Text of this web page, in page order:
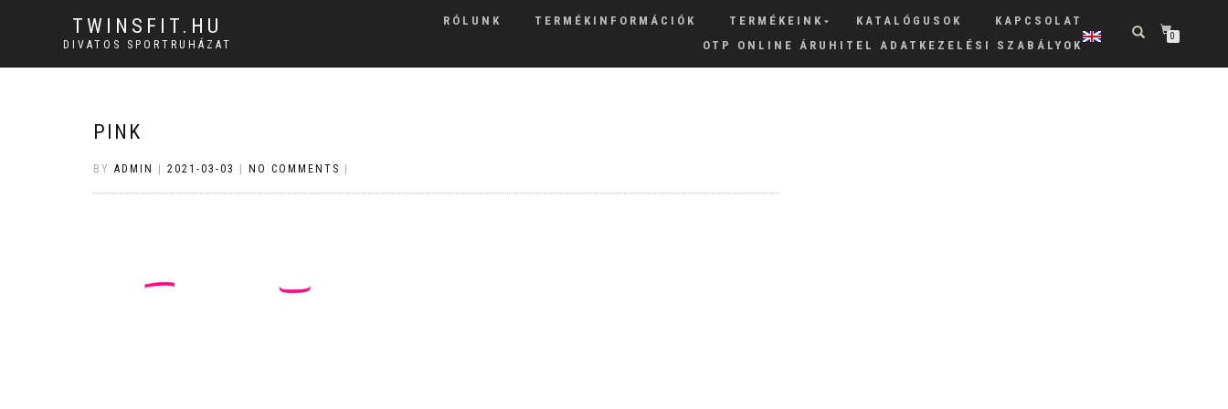
TWINSFIT.HU
DIVATOS SPORTRUHÁZAT
RÓLUNK TERMÉKINFORMÁCIÓK TERMÉKEINK KATALÓGUSOK
KAPCSOLAT
OTP ONLINE ÁRUHITEL ADATKEZELÉSI SZABÁLYOK
0
PINK
BY ADMIN 2021-03-03 NO COMMENTS